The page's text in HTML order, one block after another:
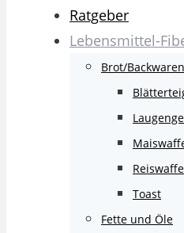
Ratgeber
Lebensmittel-
Brot/Backwaren
Toast
Fette und Öle